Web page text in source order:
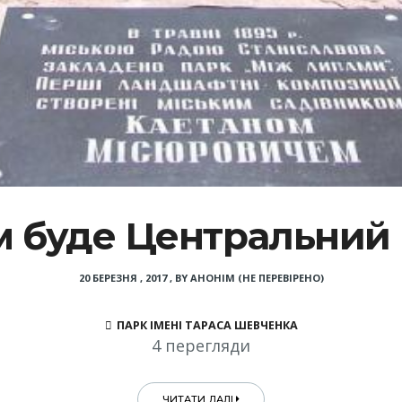
буде Центральний
20 БЕРЕЗНЯ , 2017, BY АНОНІМ (НЕ ПЕРЕВІРЕНО)
ПАРК ІМЕНІ ТАРАСА ШЕВЧЕНКА
4 перегляди
ЧИТАТИ ДАЛІ